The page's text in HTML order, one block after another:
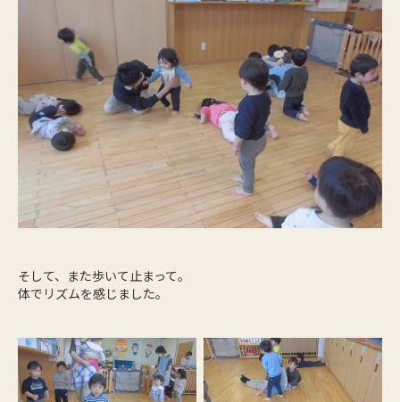
そして、また歩いて止まって。
体でリズムを感じました。